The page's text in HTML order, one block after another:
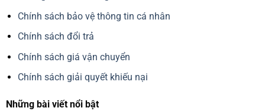
Chính sách bảo vệ thông tin cá nhân
Chính sách đổi trả
Chính sách giá vận chuyển
Chính sách giải quyết khiếu nại
Những bài viết nổi bật